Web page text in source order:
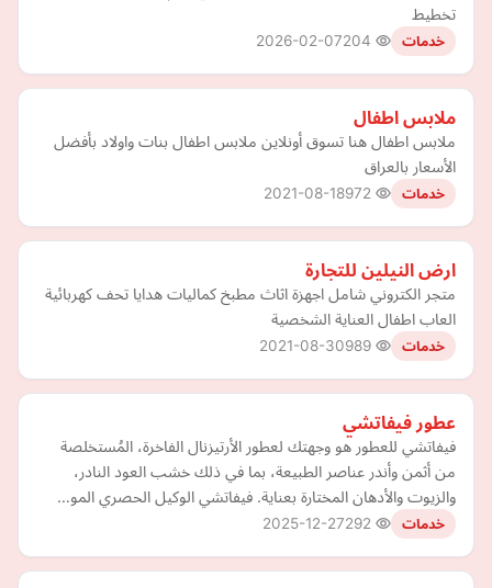
تخطيط
خدمات 2026-02-07
ملابس اطفال
ملابس اطفال هنا تسوق أونلاين ملابس اطفال بنات واولاد بأفضل
الأسعار بالعراق
خدمات 2021-08-18
ارض النيلين للتجارة
متجر الكتروني شامل اجهزة اثاث مطبخ كماليات هدايا تحف كهربائية
العاب اطفال العناية الشخصية
خدمات 2021-08-30
عطور فيفاتشي
فيفاتشي للعطور هو وجهتك لعطور الأرتيزنال الفاخرة، المُستخلصة
من أثمن وأندر عناصر الطبيعة، بما في ذلك خشب العود النادر،
والزيوت والأدهان المختارة بعناية. فيفاتشي الوكيل الحصري المو…
خدمات 2025-12-27